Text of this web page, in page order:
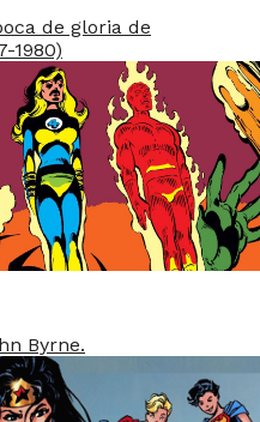
de gloria de
1980)
Byrne.